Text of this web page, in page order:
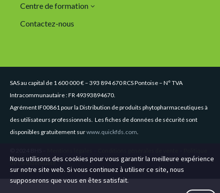
Centre de formation
Contactez-nous
SAS au capital de 1 600 000 € – 393 894 670 RCS Pontoise – N° TVA
Intracommunautaire : FR 49393894670.
Agrément IF00861 pour la Distribution de produits phytopharmaceutiques à
des utilisateurs professionnels. Les fiches de données de sécurité sont
disponibles gratuitement surwww.quickfds.com
de confidentialité
Nous utilisons des cookies pour vous garantir la meilleure expérience
sur notre site web. Si vous continuez à utiliser ce site, nous
supposerons que vous en êtes satisfait.